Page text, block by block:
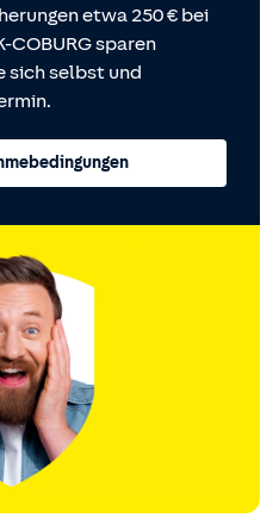
etwa 250 € bei
COBURG sparen
sich selbst und